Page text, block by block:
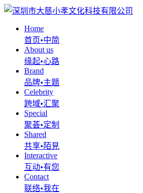
Home
首页•中简
About us
缘起•心路
Brand
品牌•主题
Celebrity
跨域•汇聚
Special
聚荟•定制
Shared
共享•陌見
Interactive
互动•有您
Contact
联络•我在